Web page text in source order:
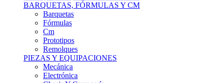
BARQUETAS, FÓRMULAS Y CM
Barquetas
Fórmulas
Cm
Prototipos
Remolques
PIEZAS Y EQUIPACIONES
Mecánica
Electrónica